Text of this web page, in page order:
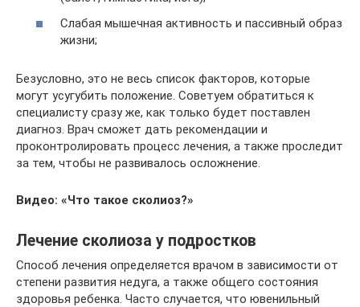
Слабая мышечная активность и пассивный образ
жизни;
Безусловно, это не весь список факторов, которые
могут усугубить положение. Советуем обратиться к
специалисту сразу же, как только будет поставлен
диагноз. Врач сможет дать рекомендации и
проконтролировать процесс лечения, а также проследит
за тем, чтобы не развивалось осложнение.
Видео: «Что такое сколиоз?»
Лечение сколиоза у подростков
Способ лечения определяется врачом в зависимости от
степени развития недуга, а также общего состояния
здоровья ребенка. Часто случается, что ювенильный